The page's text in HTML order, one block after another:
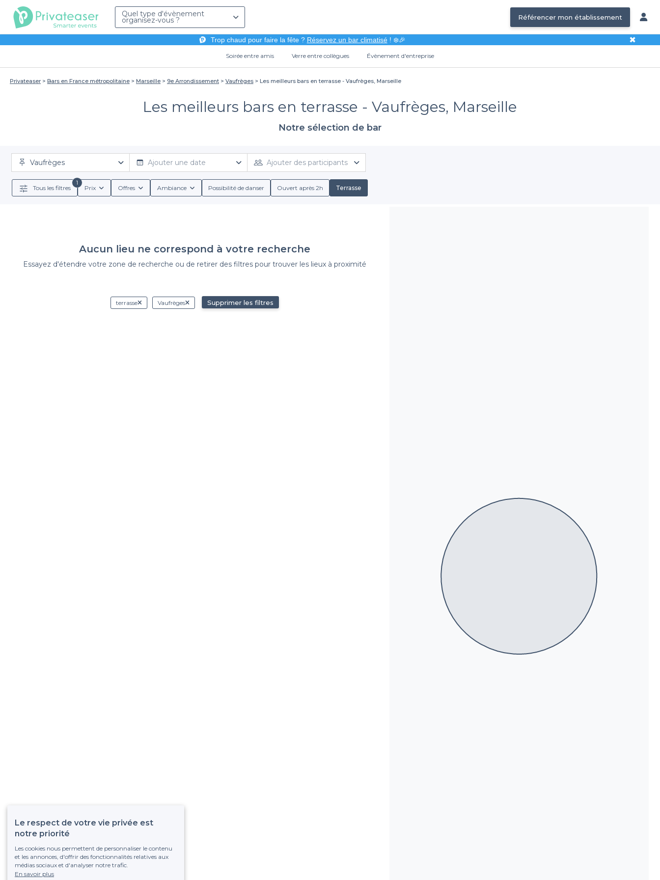
Quel type d'évènement
organisez-vous ? Référencer mon établissement
Trop chaud pour faire la fête ? Réservez un bar climatisé! ❄️🎉 ✖
Soirée entre amis Verre entre collègues Évènement d'entreprise
Privateaser Bars en France métropolitaine Marseille 9e Arrondissement Vaufrèges Les meilleurs bars en terrasse - Vaufrèges, Marseille
Les meilleurs bars en terrasse - Vaufrèges, Marseille
Notre sélection de bar
Vaufrèges Ajouter une date Ajouter des participants
Tous les filtres
1
Prix Offres Ambiance Possibilité de danser Ouvert après 2h Terrasse
Aucun lieu ne correspond à votre recherche
Essayez d'étendre votre zone de recherche ou de retirer des filtres pour trouver les lieux à proximité
terrasse Vaufrèges Supprimer les filtres
Le respect de votre vie privée est
notre priorité
Les cookies nous permettent de personnaliser le contenu
et les annonces, d'offrir des fonctionnalités relatives aux
médias sociaux et d'analyser notre trafic.
En savoir plus